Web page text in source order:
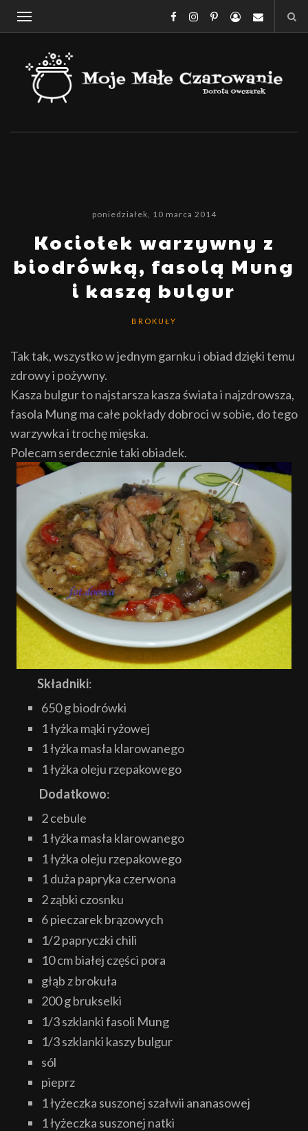
poniedziałek, 10 marca 2014
Kociołek warzywny z
biodrówką, fasolą Mung
i kaszą bulgur
BROKUŁY
Tak tak, wszystko w jednym garnku i obiad dzięki temu
zdrowy i pożywny.
Kasza bulgur to najstarsza kasza świata i najzdrowsza,
fasola Mung ma całe pokłady dobroci w sobie, do tego
warzywka i trochę mięska.
Polecam serdecznie taki obiadek.
Składniki:
650 g biodrówki
1 łyżka mąki ryżowej
1 łyżka masła klarowanego
1 łyżka oleju rzepakowego
Dodatkowo:
2 cebule
1 łyżka masła klarowanego
1 łyżka oleju rzepakowego
1 duża papryka czerwona
2 ząbki czosnku
6 pieczarek brązowych
1/2 papryczki chili
10 cm białej części pora
głąb z brokuła
200 g brukselki
1/3 szklanki fasoli Mung
1/3 szklanki kaszy bulgur
sól
pieprz
1 łyżeczka suszonej szałwii ananasowej
1 łyżeczka suszonej natki